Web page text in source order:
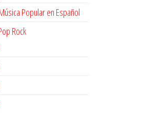
Popular en Español
Rock